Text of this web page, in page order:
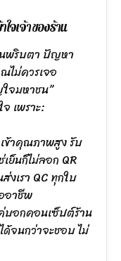
จเจ้าของร้าน
นพริบตา ปัญหา
ไม่ควรเจอ
จมหาชน”
เพราะ:
เข้าคุณภาพสูง รับ
ย็นก็ไม่ลอก QR
งเรา QC ทุกใบ
อาชีพ
ค่บอกคอนเซ็ปต์ร้าน
จนกว่าจะชอบ ไม่